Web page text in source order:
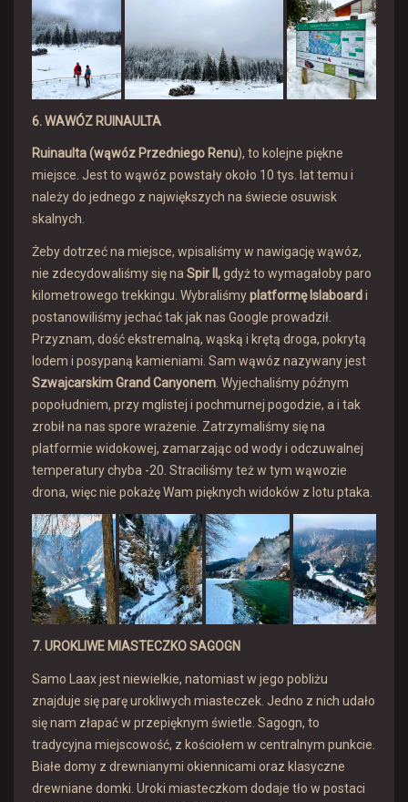
6. WAWÓZ RUINAULTA
Ruinaulta (wąwóz Przedniego Renu), to kolejne piękne
miejsce. Jest to wąwóz powstały około 10 tys. lat temu i
należy do jednego z największych na świecie osuwisk
skalnych.
Żeby dotrzeć na miejsce, wpisaliśmy w nawigację wąwóz,
nie zdecydowaliśmy się naSpir II,gdyż to wymagałoby paro
kilometrowego trekkingu. Wybraliśmyplatformę Islaboardi
postanowiliśmy jechać tak jak nas Google prowadził.
Przyznam, dość ekstremalną, wąską i krętą droga, pokrytą
lodem i posypaną kamieniami. Sam wąwóz nazywany jest
Szwajcarskim Grand Canyonem. Wyjechaliśmy późnym
popołudniem, przy mglistej i pochmurnej pogodzie, a i tak
zrobił na nas spore wrażenie. Zatrzymaliśmy się na
platformie widokowej, zamarzając od wody i odczuwalnej
temperatury chyba -20. Straciliśmy też w tym wąwozie
drona, więc nie pokażę Wam pięknych widoków z lotu ptaka.
7. UROKLIWE MIASTECZKO SAGOGN
Samo Laax jest niewielkie, natomiast w jego pobliżu
znajduje się parę urokliwych miasteczek. Jedno z nich udało
się nam złapać w przepięknym świetle. Sagogn, to
tradycyjna miejscowość, z kościołem w centralnym punkcie.
Białe domy z drewnianymi okiennicami oraz klasyczne
drewniane domki. Uroki miasteczkom dodaje tło w postaci